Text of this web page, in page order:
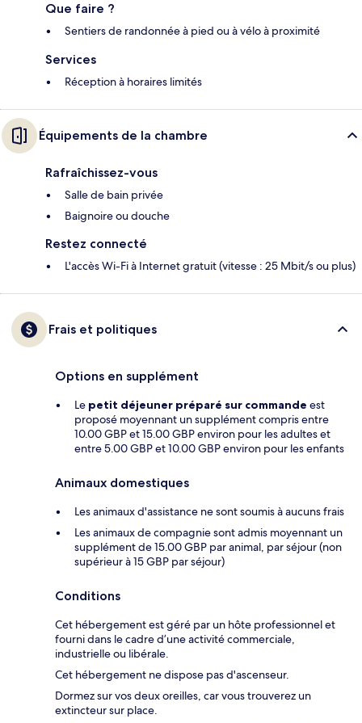
Que faire ?
Sentiers de randonnée à pied ou à vélo à proximité
Services
Réception à horaires limités
Équipements de la chambre
Rafraîchissez-vous
Salle de bain privée
Baignoire ou douche
Restez connecté
L'accès Wi-Fi à Internet gratuit (vitesse : 25 Mbit/s ou plus)
Frais et politiques
Options en supplément
Le petit déjeuner préparé sur commande est
proposé moyennant un supplément compris entre
10.00 GBP et 15.00 GBP environ pour les adultes et
entre 5.00 GBP et 10.00 GBP environ pour les enfants
Animaux domestiques
Les animaux d'assistance ne sont soumis à aucuns frais
Les animaux de compagnie sont admis moyennant un
supplément de 15.00 GBP par animal, par séjour (non
supérieur à 15 GBP par séjour)
Conditions
Cet hébergement est géré par un hôte professionnel et
fourni dans le cadre d’une activité commerciale,
industrielle ou libérale.
Cet hébergement ne dispose pas d'ascenseur.
Dormez sur vos deux oreilles, car vous trouverez un
extincteur sur place.